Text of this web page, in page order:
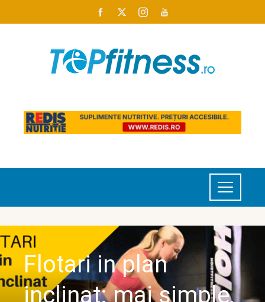
Flotari in plan
inclinat: mai simple,